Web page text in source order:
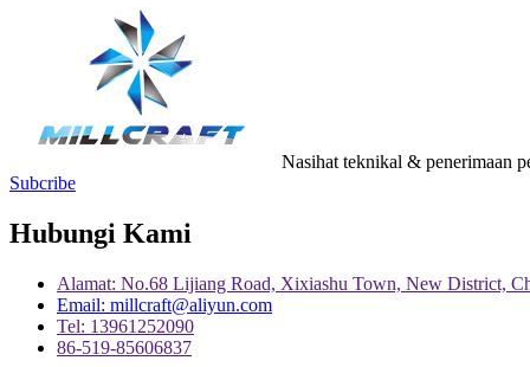
Nasihat teknikal & penerimaan
Subcribe
Hubungi Kami
Alamat: No.68 Lijiang Road, Xixiashu Town, New District,
Email: millcraft@aliyun.com
Tel: 13961252090
86-519-85606837